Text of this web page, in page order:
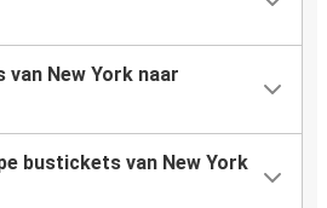
van New York naar
bustickets van New York